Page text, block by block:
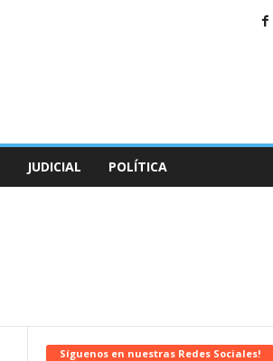
JUDICIAL POLÍTICA
Síguenos en nuestras Redes Sociales!